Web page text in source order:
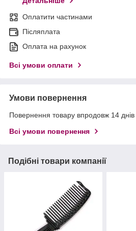
Оплатити частинами
Післяплата
Оплата на рахунок
Всі умови оплати
Умови повернення
Повернення товару впродовж 14 днів
Всі умови повернення
Подібні товари компанії